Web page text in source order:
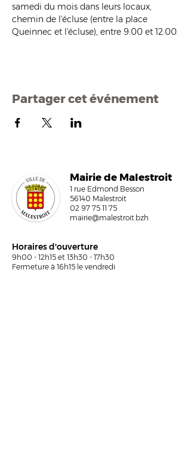
samedi du mois dans leurs locaux,
chemin de l'écluse (entre la place
Queinnec et l'écluse), entre 9:00 et 12:00.
Partager cet événement
Mairie de Malestroit
1 rue Edmond Besson
56140 Malestroit
02 97 75 11 75
mairie@malestroit.bzh
Horaires d'ouverture
9h00 - 12h15 et 13h30 - 17h30
Fermeture à 16h15 le vendredi